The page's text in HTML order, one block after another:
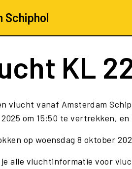
Schiphol
KL
vlucht vanaf Amsterdam
om 15:50 te vertrekken,
op woensdag 8 oktober
je alle vluchtinformatie voor